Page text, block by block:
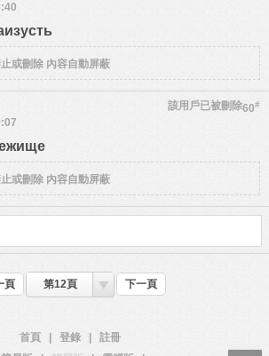
或刪除 內容自動屏蔽
60#
該用戶已被刪除
或刪除 內容自動屏蔽
頁 第12頁 下一頁
首頁 登錄
註冊